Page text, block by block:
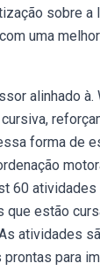
sobre a
uma
alinhado à.
forma de
60
que estão
atividades
para